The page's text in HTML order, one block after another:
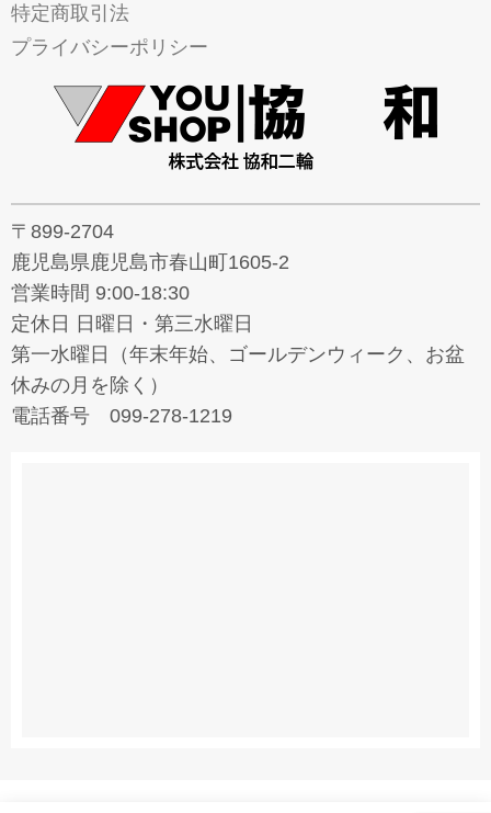
特定商取引法
プライバシーポリシー
〒899-2704
鹿児島県鹿児島市春山町1605-2
営業時間 9:00-18:30
定休日 日曜日・第三水曜日
第一水曜日（年末年始、ゴールデンウィーク、お盆
休みの月を除く）
電話番号 099-278-1219